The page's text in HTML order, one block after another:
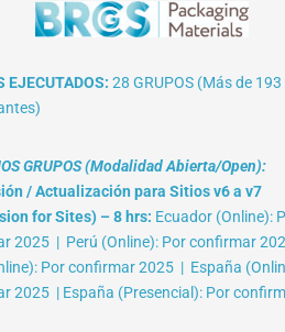
EJECUTADOS: 28 GRUPOS (Más de 193
GRUPOS (Modalidad Abierta/Open):
/ Actualización para Sitios v6 a v7
for Sites) – 8 hrs: Ecuador (Online):
2025 | Perú (Online): Por confirmar
Por confirmar 2025 | España
2025 | España (Presencial): Por